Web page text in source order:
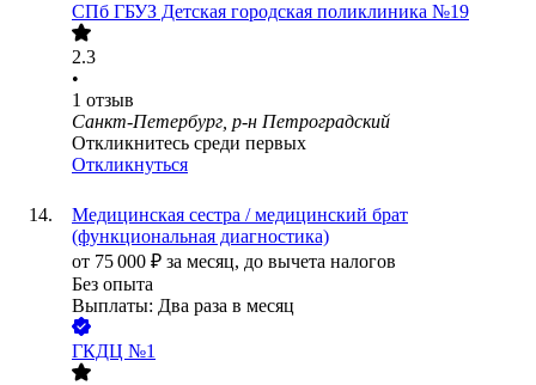
СПб ГБУЗ Детская городская поликлиника №19
2.3
•
1 отзыв
Санкт-Петербург, р-н Петроградский
Откликнитесь среди первых
Откликнуться
Медицинская сестра / медицинский брат
(функциональная диагностика)
от 75 000 ₽ за месяц, до вычета налогов
Без опыта
Выплаты: Два раза в месяц
ГКДЦ №1